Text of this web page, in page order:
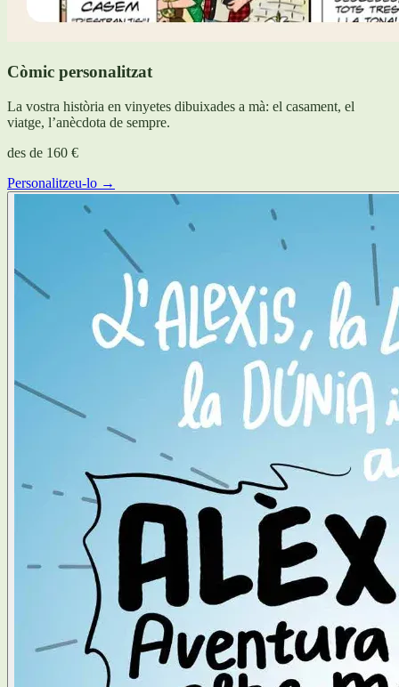
Còmic personalitzat
La vostra història en vinyetes dibuixades a mà: el casament, el
viatge, l’anècdota de sempre.
des de 160 €
Personalitzeu-lo →